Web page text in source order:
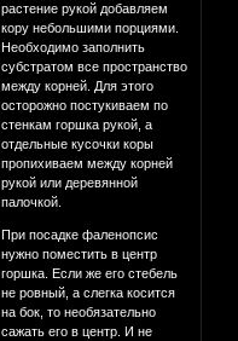
растение рукой добавляем
кору небольшими порциями.
Необходимо заполнить
субстратом все пространство
между корней. Для этого
осторожно постукиваем по
стенкам горшка рукой, а
отдельные кусочки коры
пропихиваем между корней
рукой или деревянной
палочкой.
При посадке фаленопсис
нужно поместить в центр
горшка. Если же его стебель
не ровный, а слегка косится
на бок, то необязательно
сажать его в центр. И не